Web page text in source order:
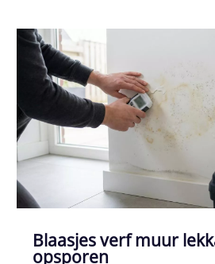
Blaasjes verf muur
opsporen